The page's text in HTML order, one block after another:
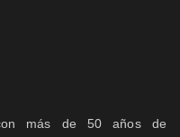
más de 50 años de